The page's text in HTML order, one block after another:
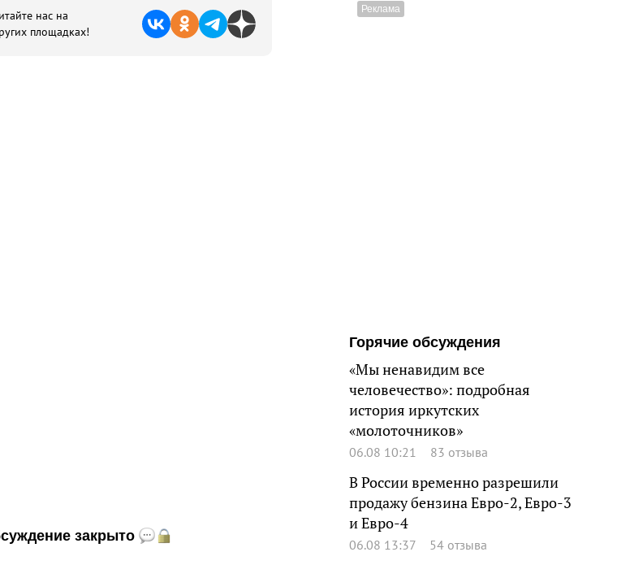
нас на
площадках!
закрыто
Горячие обсуждения
«Мы ненавидим все
человечество»: подробная
история иркутских
«молоточников»
06.08 10:21 83 отзыва
В России временно разрешили
продажу бензина Евро-2, Евро-3
и Евро-4
06.08 13:37 54 отзыва